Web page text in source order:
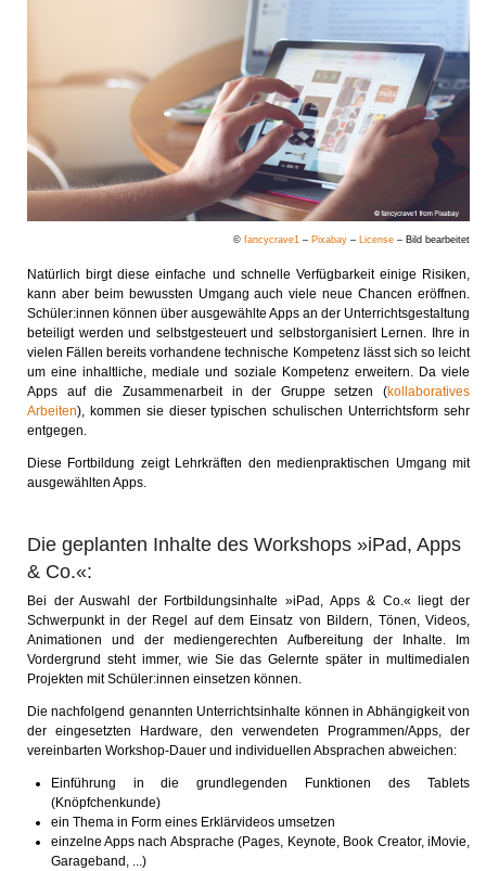
© fancycrave1 – Pixabay – License – Bild bearbeitet
Natürlich birgt diese einfache und schnelle Verfügbarkeit einige Risiken,
kann aber beim bewussten Umgang auch viele neue Chancen eröffnen.
Schüler:innen können über ausgewählte Apps an der Unterrichtsgestaltung
beteiligt werden und selbstgesteuert und selbstorganisiert Lernen. Ihre in
vielen Fällen bereits vorhandene technische Kompetenz lässt sich so leicht
um eine inhaltliche, mediale und soziale Kompetenz erweitern. Da viele
Apps auf die Zusammenarbeit in der Gruppe setzen (kollaboratives
Arbeiten), kommen sie dieser typischen schulischen Unterrichtsform sehr
entgegen.
Diese Fortbildung zeigt Lehrkräften den medienpraktischen Umgang mit
ausgewählten Apps.
Die geplanten Inhalte des Workshops »iPad, Apps
& Co.«:
Bei der Auswahl der Fortbildungsinhalte »iPad, Apps & Co.« liegt der
Schwerpunkt in der Regel auf dem Einsatz von Bildern, Tönen, Videos,
Animationen und der mediengerechten Aufbereitung der Inhalte. Im
Vordergrund steht immer, wie Sie das Gelernte später in multimedialen
Projekten mit Schüler:innen einsetzen können.
Die nachfolgend genannten Unterrichtsinhalte können in Abhängigkeit von
der eingesetzten Hardware, den verwendeten Programmen/Apps, der
vereinbarten Workshop-Dauer und individuellen Absprachen abweichen:
Einführung in die grundlegenden Funktionen des Tablets
(Knöpfchenkunde)
ein Thema in Form eines Erklärvideos umsetzen
einzelne Apps nach Absprache (Pages, Keynote, Book Creator, iMovie,
Garageband, ...)